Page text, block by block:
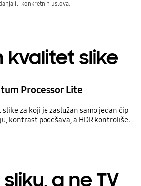
ili konkretnih uslova.
kvalitet slike
Processor Lite
za koji je zaslužan samo jedan čip
kontrast podešava, a HDR kontroliše.
a ne TV